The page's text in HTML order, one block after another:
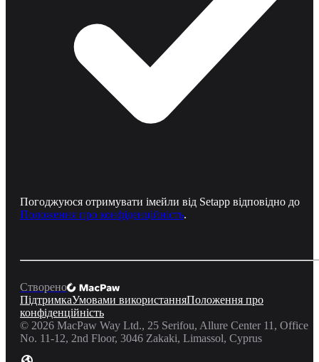
Погоджуюся отримувати імейли від Setapp відповідно до
Положення про конфіденційність.
Створено
ПідтримкаУмовами використанняПоложення про
конфіденційність
© 2026 MacPaw Way Ltd., 25 Serifou, Allure Center 11, Office
No. 11-12, 2nd Floor, 3046 Zakaki, Limassol, Cyprus